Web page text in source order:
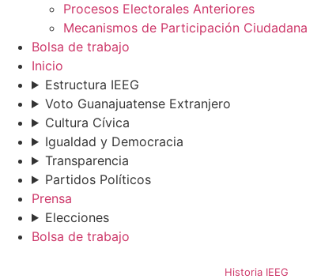
Procesos Electorales Anteriores
Mecanismos de Participación Ciudadana
Bolsa de trabajo
Inicio
Estructura IEEG
Voto Guanajuatense Extranjero
Cultura Cívica
Igualdad y Democracia
Transparencia
Partidos Políticos
Prensa
Elecciones
Bolsa de trabajo
Historia IEEG